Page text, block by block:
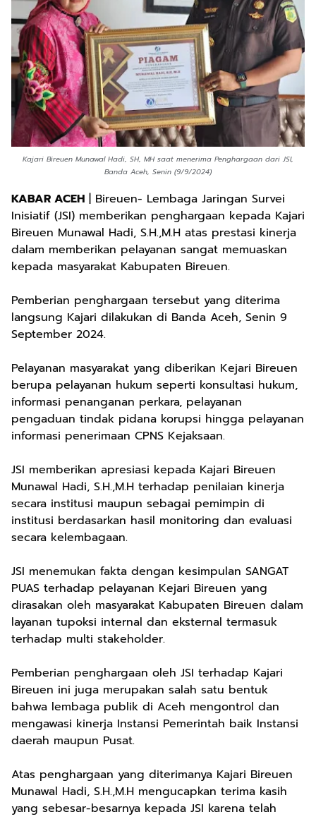
Kajari Bireuen Munawal Hadi, SH, MH saat menerima Penghargaan dari JSI,
Banda Aceh, Senin (9/9/2024)
KABAR ACEH | Bireuen- Lembaga Jaringan Survei
Inisiatif (JSI) memberikan penghargaan kepada Kajari
Bireuen Munawal Hadi, S.H.,M.H atas prestasi kinerja
dalam memberikan pelayanan sangat memuaskan
kepada masyarakat Kabupaten Bireuen.
Pemberian penghargaan tersebut yang diterima
langsung Kajari dilakukan di Banda Aceh, Senin 9
September 2024.
Pelayanan masyarakat yang diberikan Kejari Bireuen
berupa pelayanan hukum seperti konsultasi hukum,
informasi penanganan perkara, pelayanan
pengaduan tindak pidana korupsi hingga pelayanan
informasi penerimaan CPNS Kejaksaan.
JSI memberikan apresiasi kepada Kajari Bireuen
Munawal Hadi, S.H.,M.H terhadap penilaian kinerja
secara institusi maupun sebagai pemimpin di
institusi berdasarkan hasil monitoring dan evaluasi
secara kelembagaan.
JSI menemukan fakta dengan kesimpulan SANGAT
PUAS terhadap pelayanan Kejari Bireuen yang
dirasakan oleh masyarakat Kabupaten Bireuen dalam
layanan tupoksi internal dan eksternal termasuk
terhadap multi stakeholder.
Pemberian penghargaan oleh JSI terhadap Kajari
Bireuen ini juga merupakan salah satu bentuk
bahwa lembaga publik di Aceh mengontrol dan
mengawasi kinerja Instansi Pemerintah baik Instansi
daerah maupun Pusat.
Atas penghargaan yang diterimanya Kajari Bireuen
Munawal Hadi, S.H.,M.H mengucapkan terima kasih
yang sebesar-besarnya kepada JSI karena telah